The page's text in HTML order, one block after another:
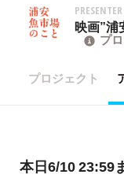
PRESENTER
映画”浦
プ
プロジェクト
本日6/10 23:59